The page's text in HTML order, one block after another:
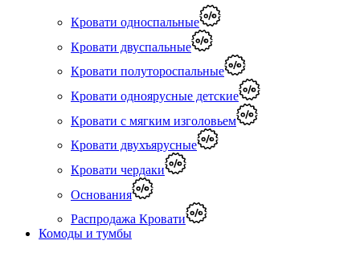
Кровати односпальные
Кровати двуспальные
Кровати полутороспальные
Кровати одноярусные детские
Кровати с мягким изголовьем
Кровати двухъярусные
Кровати чердаки
Основания
Распродажа Кровати
Комоды и тумбы